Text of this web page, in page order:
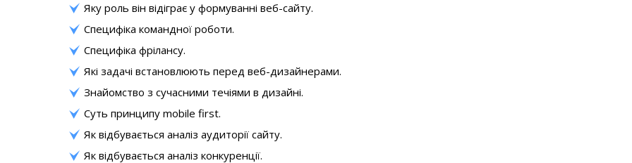
Яку роль він відіграє у формуванні веб-сайту.
Специфіка командної роботи.
Специфіка фрілансу.
Які задачі встановлюють перед веб-дизайнерами.
Знайомство з сучасними течіями в дизайні.
Суть принципу mobile first.
Як відбувається аналіз аудиторії сайту.
Як відбувається аналіз конкуренції.